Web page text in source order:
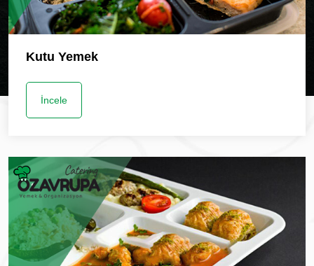
Kutu Yemek
İncele